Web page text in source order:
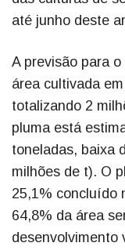
até junho deste
A previsão para
área cultivada
totalizando 2
pluma está
toneladas, baixa
milhões de t). O
25,1% concluído
64,8% da área
desenvolvimento